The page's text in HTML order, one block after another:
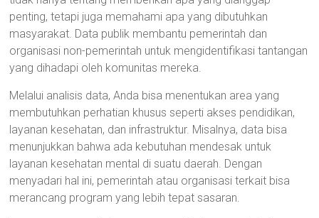
penting, tetapi juga memahami apa yang dibutuhkan
masyarakat. Data publik membantu pemerintah dan
organisasi non-pemerintah untuk mengidentifikasi tantangan
yang dihadapi oleh komunitas mereka.
Melalui analisis data, Anda bisa menentukan area yang
membutuhkan perhatian khusus seperti akses pendidikan,
layanan kesehatan, dan infrastruktur. Misalnya, data bisa
menunjukkan bahwa ada kebutuhan mendesak untuk
layanan kesehatan mental di suatu daerah. Dengan
menyadari hal ini, pemerintah atau organisasi terkait bisa
merancang program yang lebih tepat sasaran.